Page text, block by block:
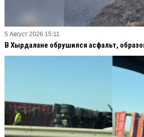
5 Август 2026 15:11
В Хырдалане обрушился асфальт,